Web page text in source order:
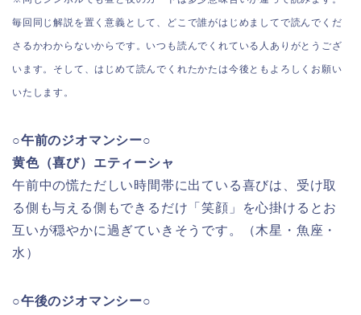
毎回同じ解説を置く意義として、どこで誰がはじめましてで読んでくだ
さるかわからないからです。いつも読んでくれている人ありがとうござ
います。そして、はじめて読んでくれたかたは今後ともよろしくお願い
いたします。
○午前のジオマンシー○
黄色（喜び）エティーシャ
午前中の慌ただしい時間帯に出ている喜びは、受け取
る側も与える側もできるだけ「笑顔」を心掛けるとお
互いが穏やかに過ぎていきそうです。（木星・魚座・
水）
○午後のジオマンシー○